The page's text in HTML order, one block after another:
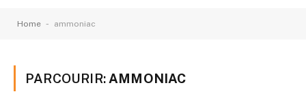
Home - ammoniac
PARCOURIR: AMMONIAC